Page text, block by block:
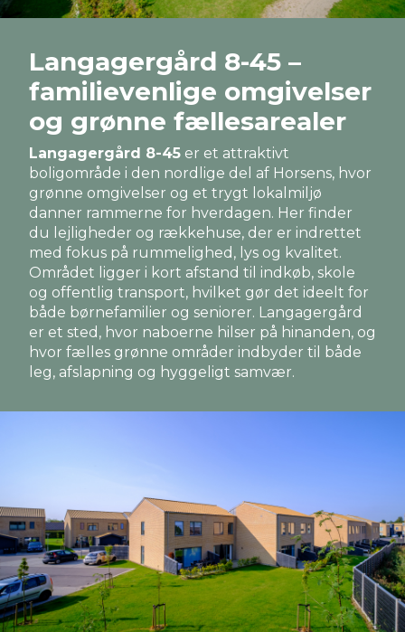
Langagergård 8-45 –
familievenlige omgivelser
og grønne fællesarealer
Langagergård 8-45 er et attraktivt
boligområde i den nordlige del af Horsens, hvor
grønne omgivelser og et trygt lokalmiljø
danner rammerne for hverdagen. Her finder
du lejligheder og rækkehuse, der er indrettet
med fokus på rummelighed, lys og kvalitet.
Området ligger i kort afstand til indkøb, skole
og offentlig transport, hvilket gør det ideelt for
både børnefamilier og seniorer. Langagergård
er et sted, hvor naboerne hilser på hinanden, og
hvor fælles grønne områder indbyder til både
leg, afslapning og hyggeligt samvær.